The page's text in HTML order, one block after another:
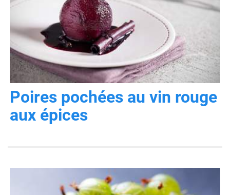
Poires pochées au vin rouge
aux épices